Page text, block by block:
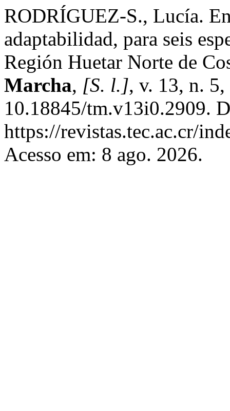
RODRÍGUEZ-S., Lucía.
adaptabilidad, para seis
Región Huetar Norte de
Marcha, [S. l.], v. 13, n.
10.18845/tm.v13i0.2909.
https://revistas.tec.ac.cr/
Acesso em: 8 ago. 2026.